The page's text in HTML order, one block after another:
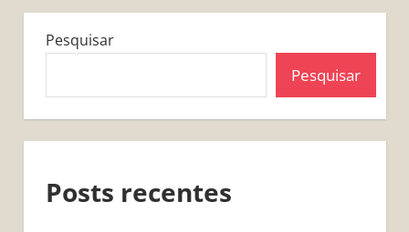
Pesquisar
Pesquisar
Posts recentes